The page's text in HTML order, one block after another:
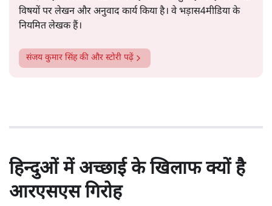
विषयों पर लेखन और अनुवाद कार्य किया है। वे भड़ास4मीडिया के
नियमित लेखक हैं।
संजय कुमार सिंहकी और स्टोरी पढ़ें
हिन्दुओं में अच्छाई के खिलाफ क्यों है
आरएसएस गिरोह